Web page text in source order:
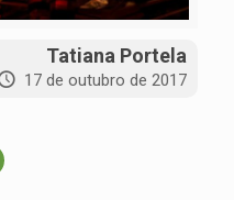
Tatiana Portela
17 de outubro de 2017